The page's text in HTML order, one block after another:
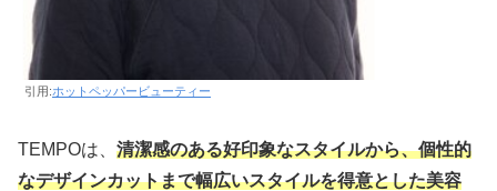
引用:ホットペッパービューティー
TEMPOは、 清潔感のある好印象なスタイルから、個性的
なデザインカットまで幅広いスタイルを得意とした美容